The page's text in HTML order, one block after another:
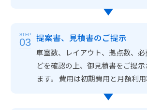
STEP
03 提案書、見積書のご提示
車室数、レイアウト、拠点数、
どを確認の上、御見積書をご提
ます。 費用は初期費用と月額利用